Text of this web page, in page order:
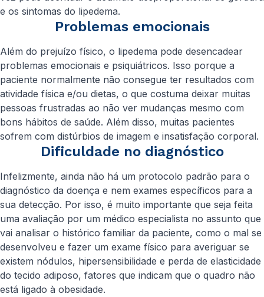
e os sintomas do lipedema.
Problemas emocionais
Além do prejuízo físico, o lipedema pode desencadear
problemas emocionais e psiquiátricos. Isso porque a
paciente normalmente não consegue ter resultados com
atividade física e/ou dietas, o que costuma deixar muitas
pessoas frustradas ao não ver mudanças mesmo com
bons hábitos de saúde. Além disso, muitas pacientes
sofrem com distúrbios de imagem e insatisfação corporal.
Dificuldade no diagnóstico
Infelizmente, ainda não há um protocolo padrão para o
diagnóstico da doença e nem exames específicos para a
sua detecção. Por isso, é muito importante que seja feita
uma avaliação por um médico especialista no assunto que
vai analisar o histórico familiar da paciente, como o mal se
desenvolveu e fazer um exame físico para averiguar se
existem nódulos, hipersensibilidade e perda de elasticidade
do tecido adiposo, fatores que indicam que o quadro não
está ligado à obesidade.